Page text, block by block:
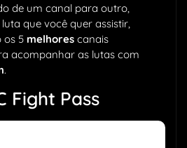
de um canal para outro,
que você quer assistir,
os 5 melhores canais
acompanhar as lutas com
.
Fight Pass